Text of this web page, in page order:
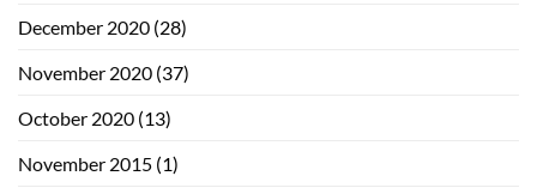
December 2020 (28)
November 2020 (37)
October 2020 (13)
November 2015 (1)